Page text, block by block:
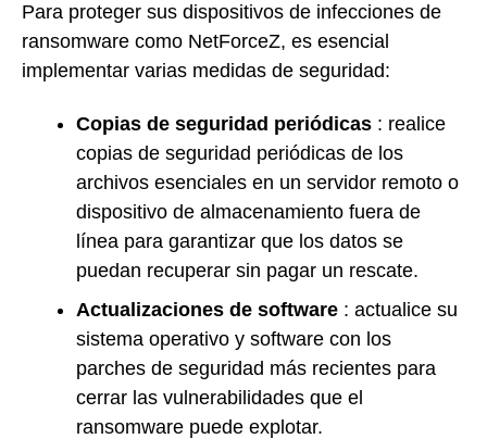
Para proteger sus dispositivos de infecciones de
ransomware como NetForceZ, es esencial
implementar varias medidas de seguridad:
Copias de seguridad periódicas : realice
copias de seguridad periódicas de los
archivos esenciales en un servidor remoto o
dispositivo de almacenamiento fuera de
línea para garantizar que los datos se
puedan recuperar sin pagar un rescate.
Actualizaciones de software : actualice su
sistema operativo y software con los
parches de seguridad más recientes para
cerrar las vulnerabilidades que el
ransomware puede explotar.